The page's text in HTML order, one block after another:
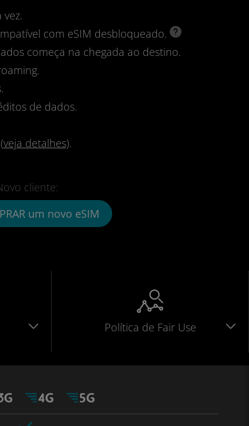
com eSIM desbloqueado.
começa na chegada ao destino.
de dados.
veja detalhes).
cliente:
um novo eSIM
Política de Fair Use